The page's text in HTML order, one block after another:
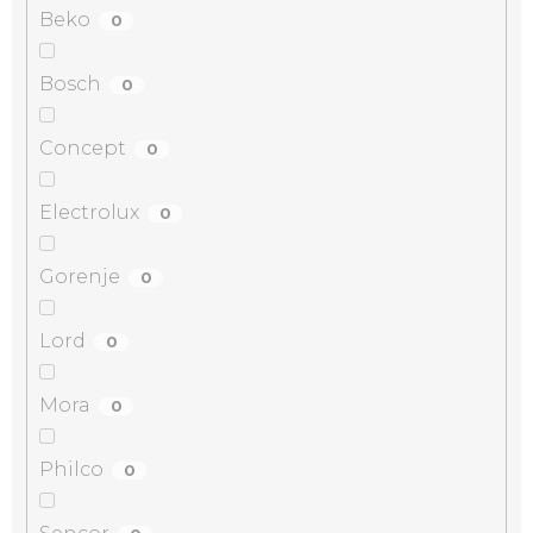
Beko 0
Bosch 0
Concept 0
Electrolux 0
Gorenje 0
Lord 0
Mora 0
Philco 0